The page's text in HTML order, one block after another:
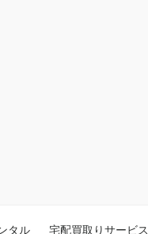
タル 宅配買取りサービス